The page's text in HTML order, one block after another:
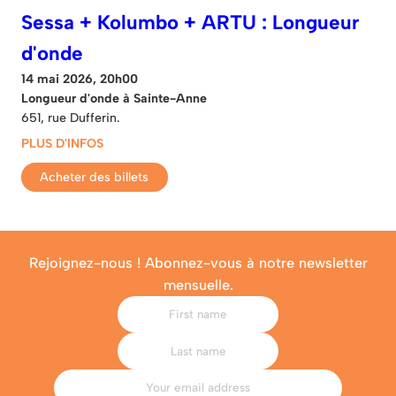
Sessa + Kolumbo + ARTU : Longueur
d'onde
14 mai 2026, 20h00
Longueur d'onde à Sainte-Anne
651, rue Dufferin.
PLUS D'INFOS
Acheter des billets
Rejoignez-nous ! Abonnez-vous à notre newsletter
mensuelle.